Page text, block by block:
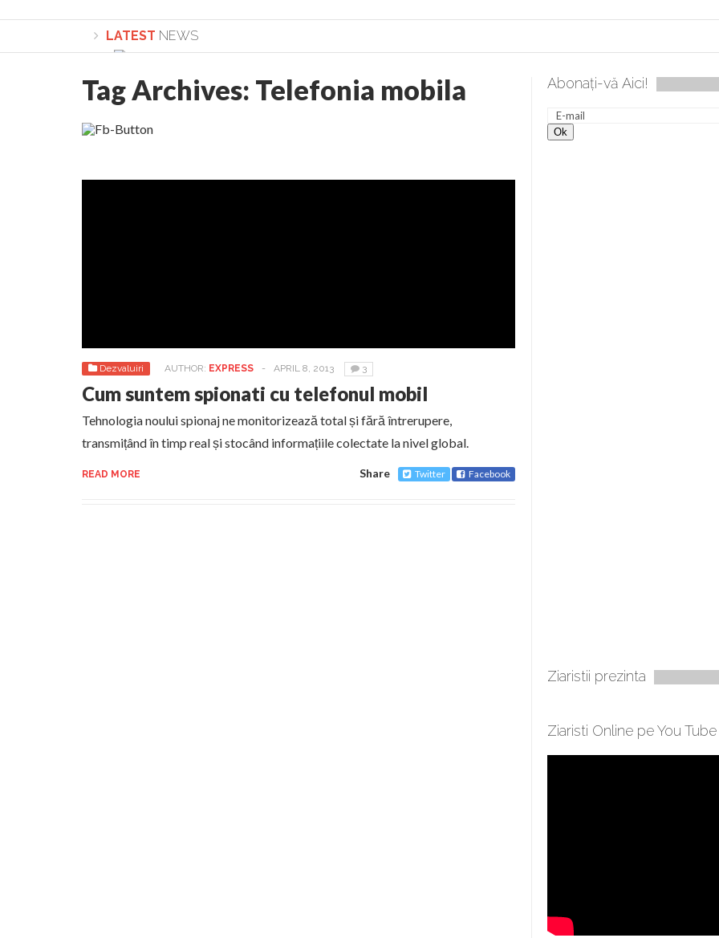
LATEST NEWS
Lepădarea de sine și urmarea lui Hristos. Calea spre desăvârșire. Gând de duminică de Elena Solunca Moise
Academia Română: 5G poate cauza CANCER. Guvernul, dat în judecată pentru HG 5G. Antenele de telefonie
Tag Archives: Telefonia mobila
Dezvaluiri AUTHOR: EXPRESS - APRIL 8, 2013 3
Cum suntem spionati cu telefonul mobil
Tehnologia noului spionaj ne monitorizează total și fără întrerupere,
transmițând în timp real și stocând informațiile colectate la nivel global.
READ MORE Share Twitter Facebook
Abonați-vă Aici!
Ziaristii prezinta
Ziaristi Online pe You Tube